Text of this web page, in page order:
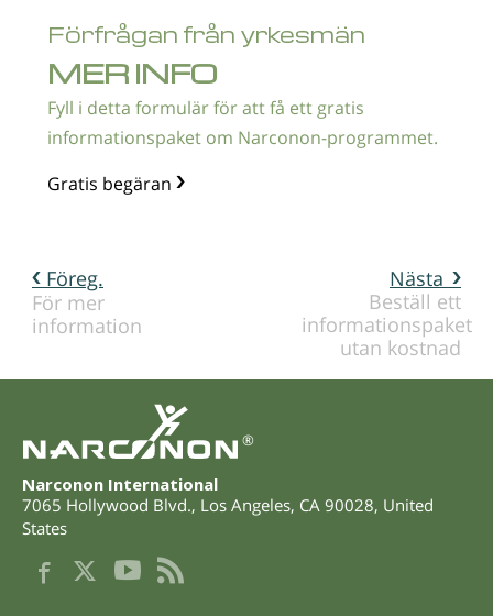
Förfrågan från yrkesmän
MER INFO
Fyll i detta formulär för att få ett gratis
informationspaket om Narconon-programmet.
Gratis begäran
Nästa
Beställ ett
informationspaket
utan kostnad
Föreg.
För mer
information
®
Narconon International
7065 Hollywood Blvd., Los Angeles, CA 90028, United
States